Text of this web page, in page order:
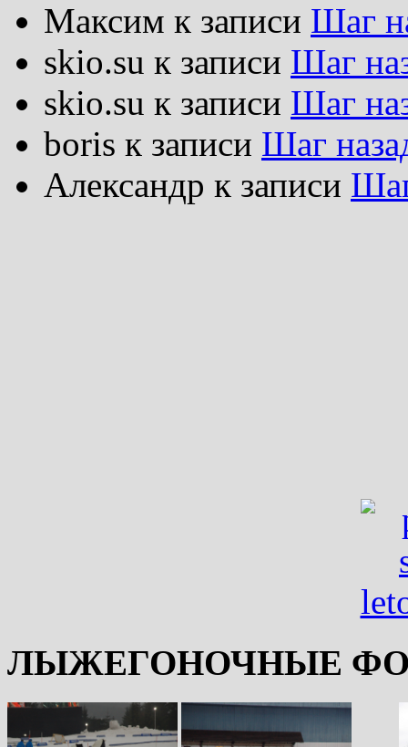
Максим к записи Шаг
skio.su к записи Шаг
skio.su к записи Шаг
boris к записи Шаг
Александр к записи
ЛЫЖЕГОНОЧНЫЕ